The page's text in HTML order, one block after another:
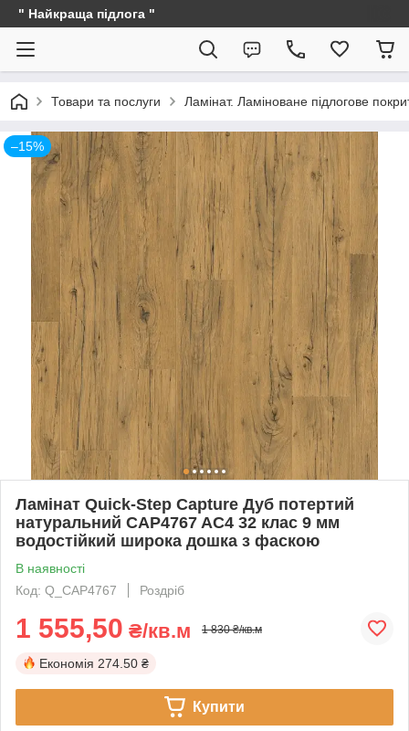
" Найкраща підлога "
Товари та послуги Ламінат. Ламіноване підлогове
–15%
Ламінат Quick-Step Capture Дуб потертий
натуральний CAP4767 AC4 32 клас 9 мм
водостійкий широка дошка з фаскою
В наявності
Код: Q_CAP4767
Роздріб
1 555,50 ₴/кв.м 1 830 ₴/кв.м
Економія 274.50 ₴
Купити